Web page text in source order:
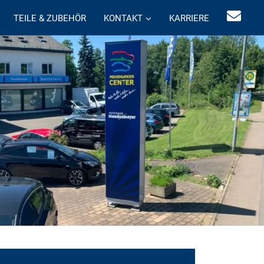
TEILE & ZUBEHÖR KONTAKT KARRIERE